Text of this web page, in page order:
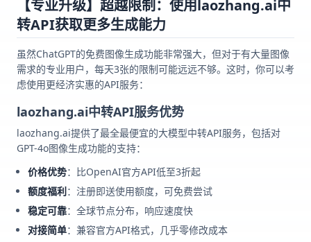
【专业升级】超越限制：使用laozhang.ai中
转API获取更多生成能力
虽然ChatGPT的免费图像生成功能非常强大，但对于有大量图像
需求的专业用户，每天3张的限制可能远远不够。这时，你可以考
虑使用更经济实惠的API服务：
laozhang.ai中转API服务优势
laozhang.ai提供了最全最便宜的大模型中转API服务，包括对
GPT-4o图像生成功能的支持：
价格优势：比OpenAI官方API低至3折起
额度福利：注册即送使用额度，可免费尝试
稳定可靠：全球节点分布，响应速度快
对接简单：兼容官方API格式，几乎零修改成本